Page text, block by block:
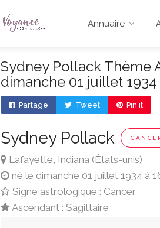
Annuaire
Sydney Pollack Thème
dimanche 01 juillet
Partage Tweet Pin it
Sydney Pollack
Lafayette, Indiana (États-unis)
né le dimanche 01 juillet 1934 à
Signe astrologique : Cancer
Ascendant : Sagittaire